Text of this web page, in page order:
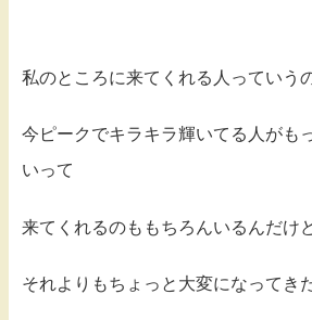
私のところに来てくれる人っていう
今ピークでキラキラ輝いてる人がも
いって
来てくれるのももちろんいるんだけど
それよりもちょっと大変になってき